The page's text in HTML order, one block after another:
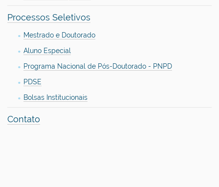
Processos Seletivos
Mestrado e Doutorado
Aluno Especial
Programa Nacional de Pós-Doutorado - PNPD
PDSE
Bolsas Institucionais
Contato